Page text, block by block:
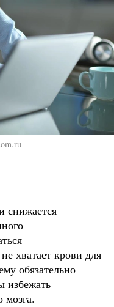
снижается
хватает крови для
обязательно
избежать
мозга.